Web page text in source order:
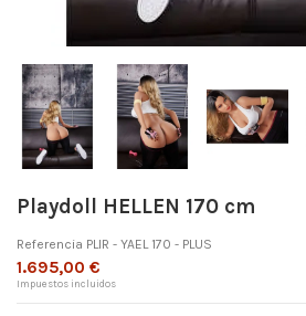
Playdoll HELLEN 170 cm
Referencia PLIR - YAEL 170 - PLUS
1.695,00 €
Impuestos incluidos